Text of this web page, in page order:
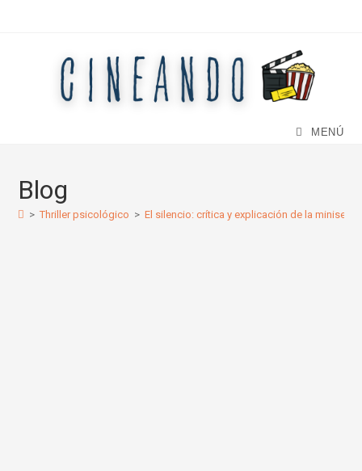
MENÚ
Blog
> Thriller psicológico > El silencio: crítica y explicación de la miniserie